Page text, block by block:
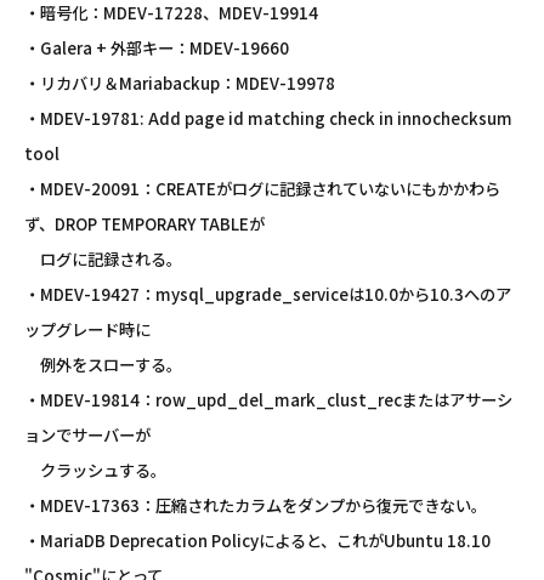
・暗号化：MDEV-17228、MDEV-19914
・Galera + 外部キー：MDEV-19660
・リカバリ＆Mariabackup：MDEV-19978
・MDEV-19781: Add page id matching check in innochecksum
tool
・MDEV-20091：CREATEがログに記録されていないにもかかわら
ず、DROP TEMPORARY TABLEが
ログに記録される。
・MDEV-19427：mysql_upgrade_serviceは10.0から10.3へのア
ップグレード時に
例外をスローする。
・MDEV-19814：row_upd_del_mark_clust_recまたはアサーシ
ョンでサーバーが
クラッシュする。
・MDEV-17363：圧縮されたカラムをダンプから復元できない。
・MariaDB Deprecation Policyによると、これがUbuntu 18.10